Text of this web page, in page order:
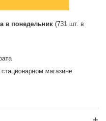
в понедельник (731 шт. в
магазине